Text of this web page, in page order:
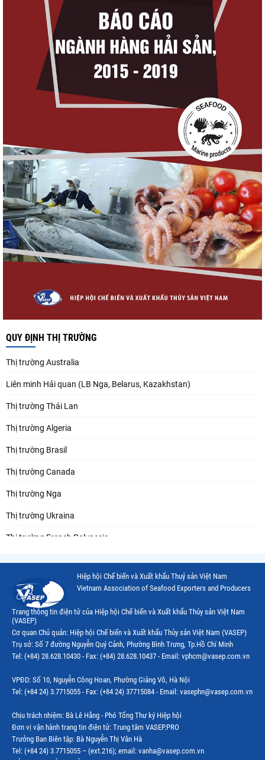
QUY ĐỊNH THỊ TRƯỜNG
Thị trường Australia
Liên minh Hải quan (LB Nga, Belarus, Kazakhstan)
Thị trường Thái Lan
Thị trường Algeria
Thị trường Brasil
Thị trường Canada
Thị trường Nga
Thị trường Ukraina
Thị trường French Polynesia
Thị trường Papua New Guinea
Thị trường New Zealand
Thị trường Đài Loan
Thị trường Hàn Quốc
Thị trường EU
Thị trường Nhật Bản
Thị trường Việt Nam
Hiệp hội Chế biến và Xuất khẩu Thuỷ sản Việt Nam
Vietnam Association of Seafood Exporters and Producers
Trang thông tin điện tử của Hiệp hội Chế biến và Xuất khẩu Thủy sản Việt Nam
(VASEP)
Cơ quan Chủ quản: Hiệp hội Chế biến và Xuất khẩu Thủy sản Việt Nam (VASEP)
Trụ sở: Số 7 đường Nguyễn Quý Cảnh, Phường Bình Trưng, Tp.Hồ Chí Minh
Tel: (+84) 28.628.10430 - Fax: (+84) 28.628.10437 - Email: vphcm@vasep.com.vn
VPĐD: Số 10, Nguyễn Công Hoan, Phường Giảng Võ, Hà Nội
Tel: (+84 24) 3.7715055 - Fax: (+84 24) 37715084 - Email: vasephn@vasep.com.vn
Chịu trách nhiệm: Bà Lê Hằng - Phó Tổng Thư ký Hiệp hội
Đơn vị vận hành trang tin điện tử: Trung tâm VASEP.PRO
Trưởng Ban Biên tập: Bà Nguyễn Thị Vân Hà
Tel: (+84 24) 3.7715055 – (ext.216); email: vanha@vasep.com.vn